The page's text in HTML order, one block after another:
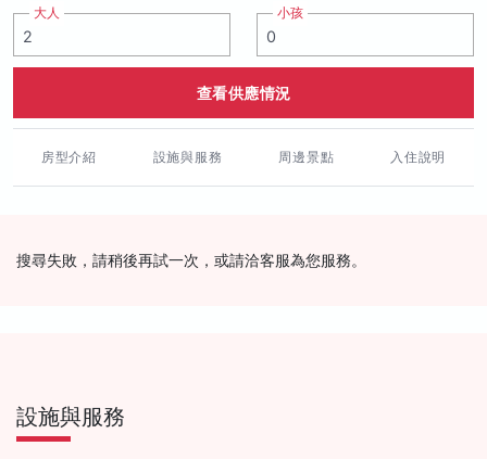
大人 小孩
查看供應情況
房型介紹 設施與服務 周邊景點 入住說明
搜尋失敗，請稍後再試一次，或請洽客服為您服務。
設施與服務